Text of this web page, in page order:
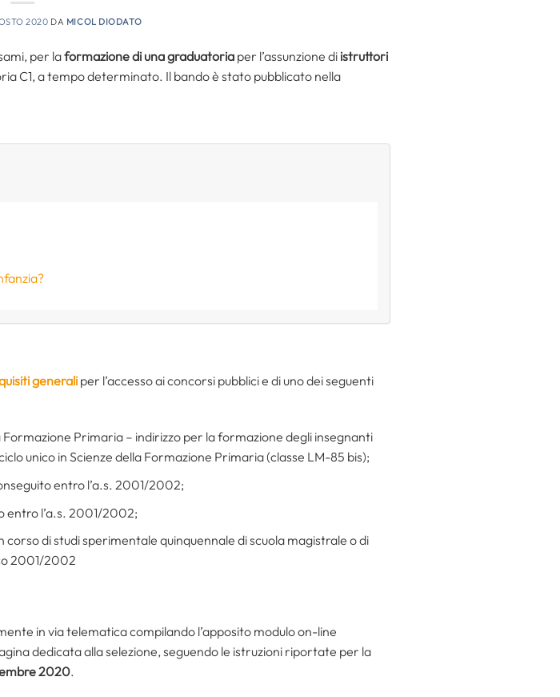
2020 DA MICOL DIODATO
per laformazione di una graduatoria per l’assunzione di istruttori
C1, a tempo determinato. Il bando è stato pubblicato nella
generaliper l’accesso ai concorsi pubblici e di uno dei seguenti
Primaria – indirizzo per la formazione degli insegnanti
unico in Scienze della Formazione Primaria (classe LM-85 bis);
entro l’a.s. 2001/2002;
entro l’a.s. 2001/2002;
di studi sperimentale quinquennale di scuola magistrale o di
2001/2002
in via telematica compilando l’apposito modulo on-line
dedicata alla selezione, seguendo le istruzioni riportate per la
2020.